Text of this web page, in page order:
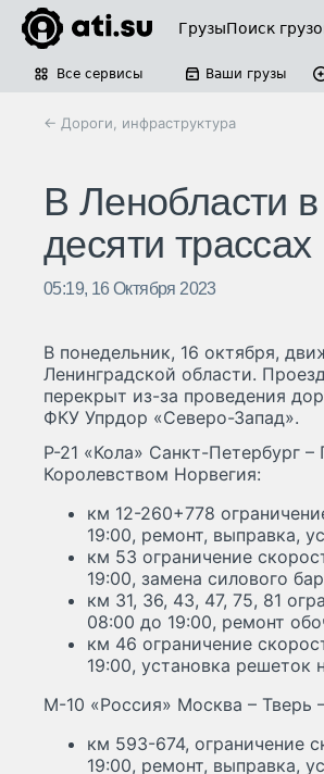
ГрузыПоиск
Все сервисы Ваши грузы
← Дороги, инфраструктура
В Ленобласти
десяти трассах
05:19, 16 Октября 2023
В понедельник, 16 октября,
Ленинградской области.
перекрыт из-за проведения
ФКУ Упрдор «Северо-Запад».
Р-21 «Кола» Санкт-Петербург
Королевством Норвегия:
км 12-260+778
19:00, ремонт, выправка,
км 53 ограничение
19:00, замена силового
км 31, 36, 43, 47, 75, 81
08:00 до 19:00, ремонт
км 46 ограничение
19:00, установка решеток
М-10 «Россия» Москва – Тверь
км 593-674, ограничение
19:00, ремонт, выправка,